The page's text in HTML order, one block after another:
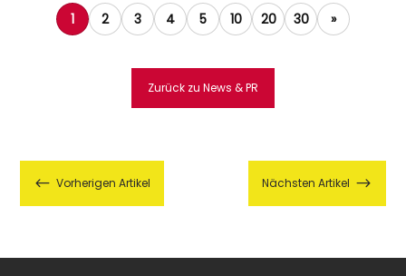
1 2 3 4 5 10 20 30 »
Zurück zu News & PR
# Vorherigen Artikel Nächsten Artikel $